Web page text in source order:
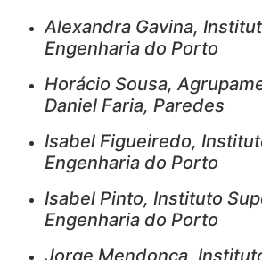
Alexandra Gavina,
Engenharia do Porto
Horácio Sousa,
Daniel Faria, Paredes
Isabel Figueiredo,
Engenharia do Porto
Isabel Pinto, Instituto
Engenharia do Porto
Jorge Mendonça,